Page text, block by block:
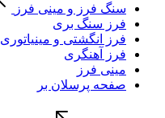
سنگ فرز و مینی فرز
فرز سنگ بری
فرز انگشتی و مینیاتوری
فرز آهنگری
مینی فرز
صفحه پرسلان بر